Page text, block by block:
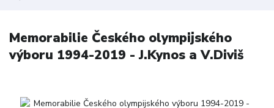
Memorabilie Českého olympijského
výboru 1994-2019 - J.Kynos a V.Diviš